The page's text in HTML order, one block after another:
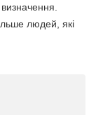
людей, які